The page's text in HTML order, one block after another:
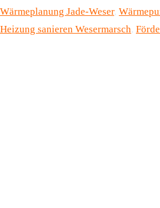
Wärmeplanung Jade-Weser,
Heizung sanieren Wesermarsch,